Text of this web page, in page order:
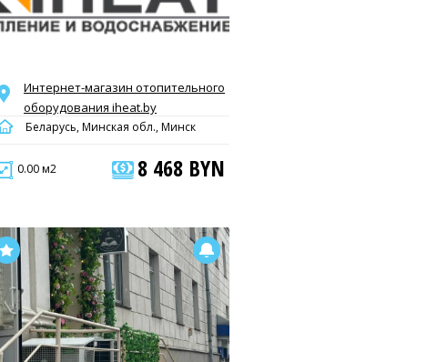
Интернет-магазин отопительного
оборудования iheat.by
Беларусь, Минская обл., Минск
0.00 м2 8 468 BYN